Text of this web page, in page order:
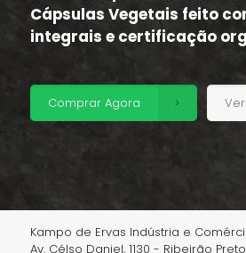
Cápsulas Vegetais feito
integrais e certificação
Comprar Agora
Kampo de Ervas Indústria e
Av. Célso Daniel, 1130 - Ribeirão